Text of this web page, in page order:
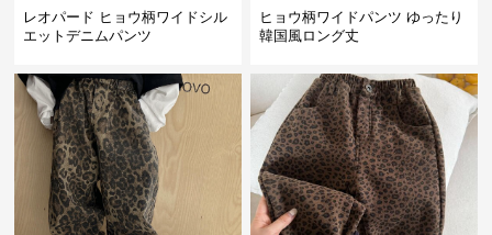
レオパード ヒョウ柄ワイドシル
エットデニムパンツ
ヒョウ柄ワイドパンツ ゆったり
韓国風ロング丈